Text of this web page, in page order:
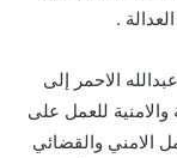
.
الاحمر إلى
للعمل على
الامني والقضائي